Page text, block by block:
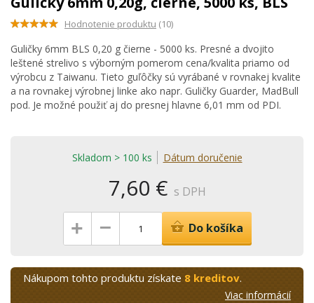
Hodnotenie produktu (10)
Guličky 6mm BLS 0,20 g čierne - 5000 ks. Presné a dvojito
leštené strelivo s výborným pomerom cena/kvalita priamo od
výrobcu z Taiwanu. Tieto guľôčky sú vyrábané v rovnakej kvalite
a na rovnakej výrobnej linke ako napr. Guličky Guarder, MadBull
pod. Je možné použiť aj do presnej hlavne 6,01 mm od PDI.
Skladom > 100 ks Dátum doručenie
7,60 € s DPH
+ – Do košíka
Nákupom tohto produktu získate 8 kreditov.
Viac informácií